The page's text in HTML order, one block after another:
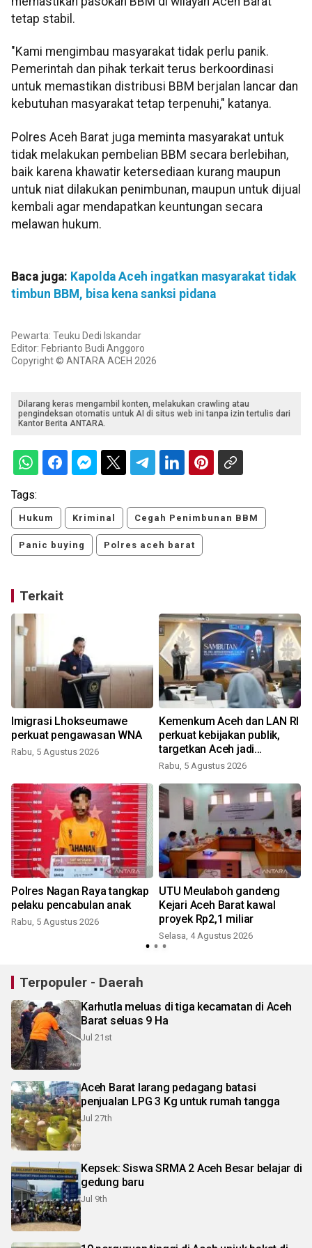
tetap stabil.
"Kami mengimbau masyarakat tidak perlu panik.
Pemerintah dan pihak terkait terus berkoordinasi
untuk memastikan distribusi BBM berjalan lancar dan
kebutuhan masyarakat tetap terpenuhi," katanya.
Polres Aceh Barat juga meminta masyarakat untuk
tidak melakukan pembelian BBM secara berlebihan,
baik karena khawatir ketersediaan kurang maupun
untuk niat dilakukan penimbunan, maupun untuk dijual
kembali agar mendapatkan keuntungan secara
melawan hukum.
Baca juga: Kapolda Aceh ingatkan masyarakat tidak
timbun BBM, bisa kena sanksi pidana
Pewarta: Teuku Dedi Iskandar
Editor: Febrianto Budi Anggoro
Copyright © ANTARA ACEH 2026
Dilarang keras mengambil konten, melakukan crawling atau
pengindeksan otomatis untuk AI di situs web ini tanpa izin tertulis dari
Kantor Berita ANTARA.
Tags:
Hukum Kriminal Cegah Penimbunan BBM
Panic buying Polres aceh barat
Terkait
Imigrasi Lhokseumawe
perkuat pengawasan WNA
Rabu, 5 Agustus 2026
Kemenkum Aceh dan LAN RI
perkuat kebijakan publik,
targetkan Aceh jadi
percontohan nasional
Rabu, 5 Agustus 2026
Polres Nagan Raya tangkap
pelaku pencabulan anak
Rabu, 5 Agustus 2026
UTU Meulaboh gandeng
Kejari Aceh Barat kawal
proyek Rp2,1 miliar
Selasa, 4 Agustus 2026
Terpopuler - Daerah
Karhutla meluas di tiga kecamatan di Aceh
Barat seluas 9 Ha
Jul 21st
Aceh Barat larang pedagang batasi
penjualan LPG 3 Kg untuk rumah tangga
Jul 27th
Kepsek: Siswa SRMA 2 Aceh Besar belajar di
gedung baru
Jul 9th